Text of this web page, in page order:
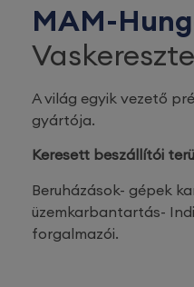
MAM-
A világ egyik vezető
gyártója.
Keresett beszállítói
Beruházások- gépek
üzemkarbantartás-
forgalmazói.